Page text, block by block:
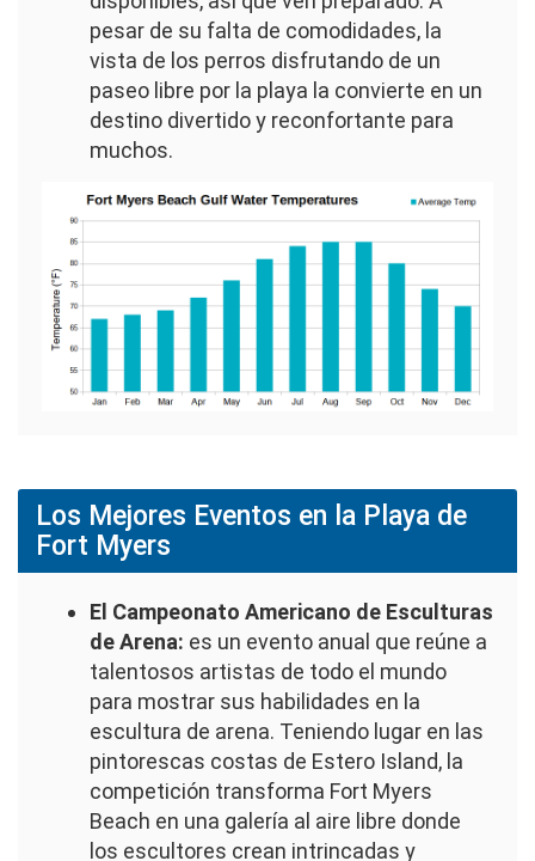
pesar de su falta de comodidades, la
vista de los perros disfrutando de un
paseo libre por la playa la convierte en un
destino divertido y reconfortante para
muchos.
Imagen
Los Mejores Eventos en la Playa de
Fort Myers
El Campeonato Americano de Esculturas
de Arena: es un evento anual que reúne a
talentosos artistas de todo el mundo
para mostrar sus habilidades en la
escultura de arena. Teniendo lugar en las
pintorescas costas de Estero Island, la
competición transforma Fort Myers
Beach en una galería al aire libre donde
los escultores crean intrincadas y